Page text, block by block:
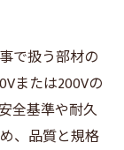
で扱う部材の
または200Vの
全基準や耐久
、品質と規格